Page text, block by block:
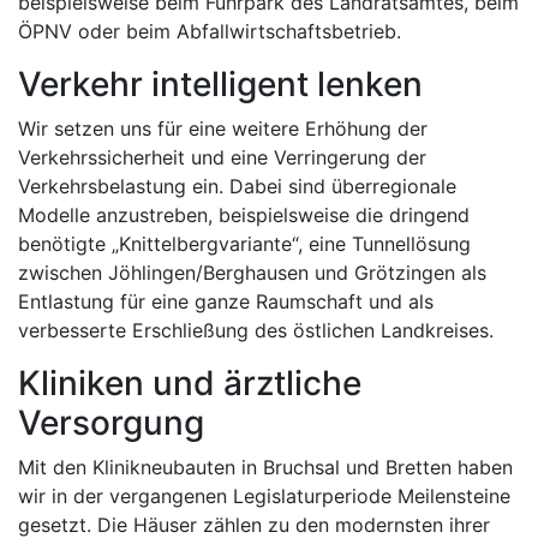
ÖPNV oder beim Abfallwirtschaftsbetrieb.
Verkehr intelligent lenken
Wir setzen uns für eine weitere Erhöhung der
Verkehrssicherheit und eine Verringerung der
Verkehrsbelastung ein. Dabei sind überregionale
Modelle anzustreben, beispielsweise die dringend
benötigte „Knittelbergvariante“, eine Tunnellösung
zwischen Jöhlingen/Berghausen und Grötzingen als
Entlastung für eine ganze Raumschaft und als
verbesserte Erschließung des östlichen Landkreises.
Kliniken und ärztliche
Versorgung
Mit den Klinikneubauten in Bruchsal und Bretten haben
wir in der vergangenen Legislaturperiode Meilensteine
gesetzt. Die Häuser zählen zu den modernsten ihrer